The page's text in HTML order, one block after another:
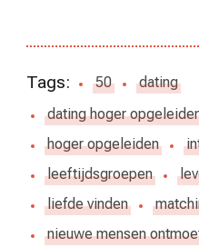
Tags: 50
dating
dating hoger
hoger opgeleiden
leeftijdsgroepen
liefde vinden
nieuwe mensen